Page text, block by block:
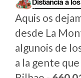
Aquis os
desde La
algunois de
a la gente